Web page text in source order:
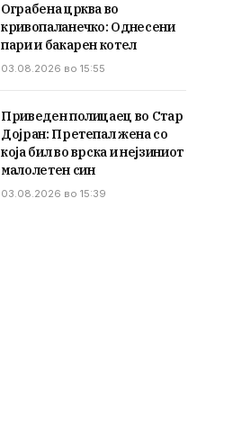
Ограбена црква во
кривопаланечко: Однесени
пари и бакарен котел
03.08.2026 во 15:55
Приведен полицаец во Стар
Дојран: Претепал жена со
која бил во врска и нејзиниот
малолетен син
03.08.2026 во 15:39